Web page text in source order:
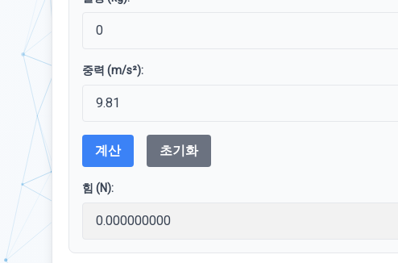
중력 (m/s²):
계산 초기화
힘 (N):